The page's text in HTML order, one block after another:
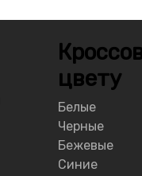
цвету
Белые
Черные
Бежевые
Синие